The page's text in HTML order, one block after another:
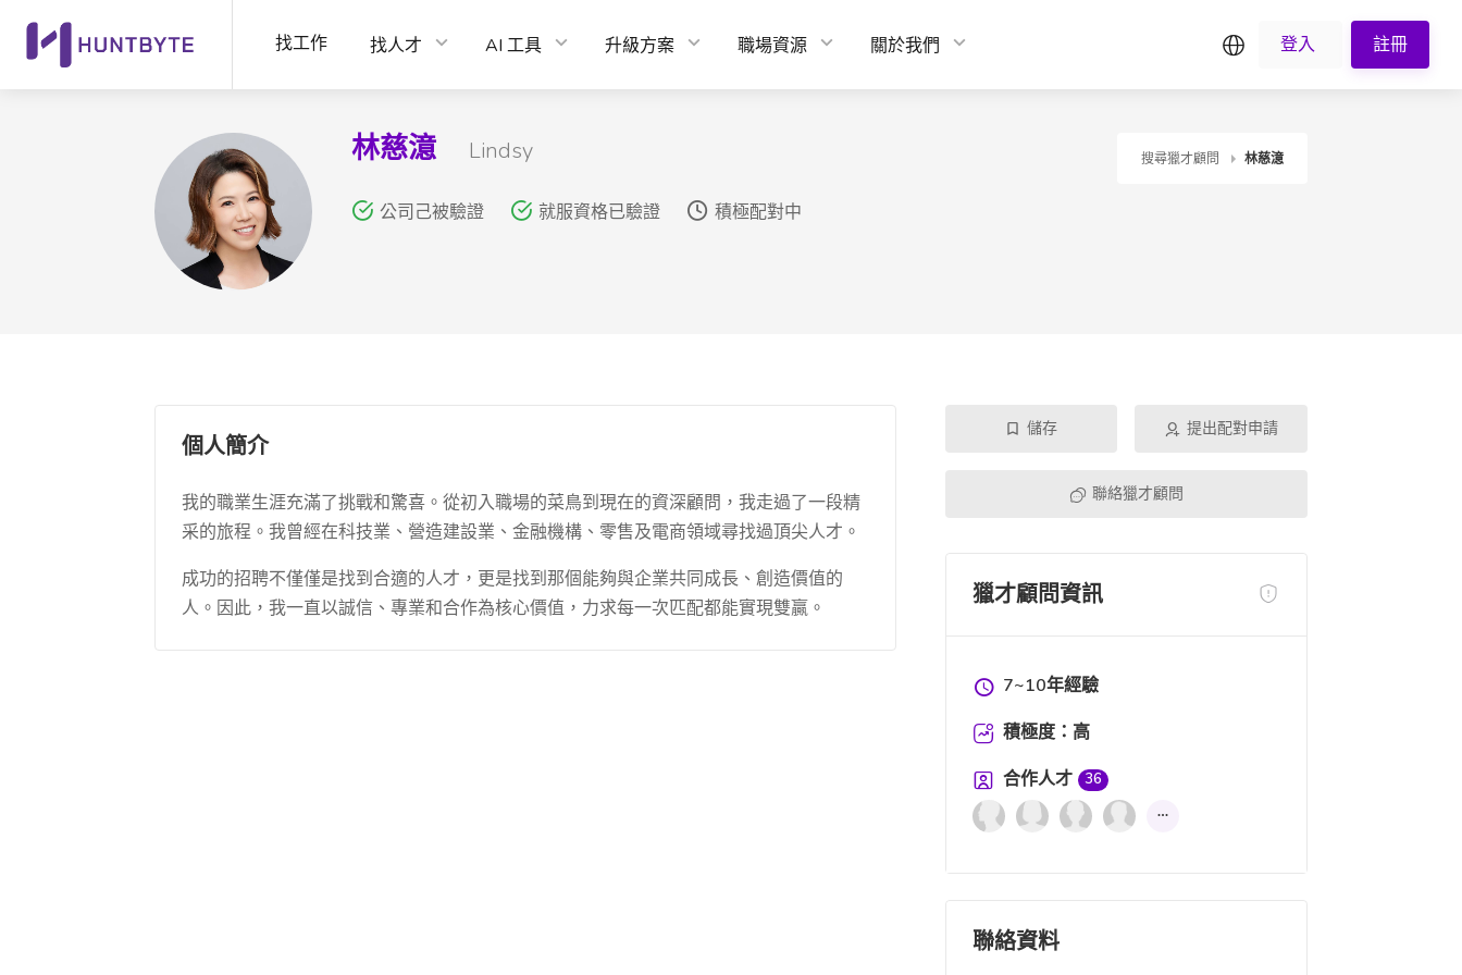
找工作 找人才 AI 工具 升級方案 職場資源 關於我們 繁中登入 註冊
林慈澺 Lindsy
公司己被驗證 就服資格已驗證 積極配對中
搜尋獵才顧問 林慈澺
個人簡介
我的職業生涯充滿了挑戰和驚喜。從初入職場的菜鳥到現在的資深顧問，我走過了一段精
采的旅程。我曾經在科技業、營造建設業、金融機構、零售及電商領域尋找過頂尖人才。
成功的招聘不僅僅是找到合適的人才，更是找到那個能夠與企業共同成長、創造價值的
人。因此，我一直以誠信、專業和合作為核心價值，力求每一次匹配都能實現雙贏。
儲存 提出配對申請
聯絡獵才顧問
獵才顧問資訊
7~10年經驗
積極度：高
合作人才
36
聯絡資料